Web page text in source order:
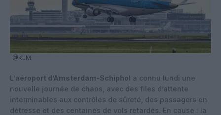
@KLM
L’aéroport d’Amsterdam-Schiphol a connu lundi une
nouvelle journée de chaos, avec des files d’attente
interminables aux contrôles de sûreté, des passagers en
détresse et des centaines de vols retardés. En cause : la